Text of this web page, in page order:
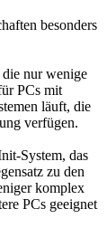
besonders
nur wenige
PCs mit
läuft, die
verfügen.
System, das
zu den
komplex
PCs geeignet